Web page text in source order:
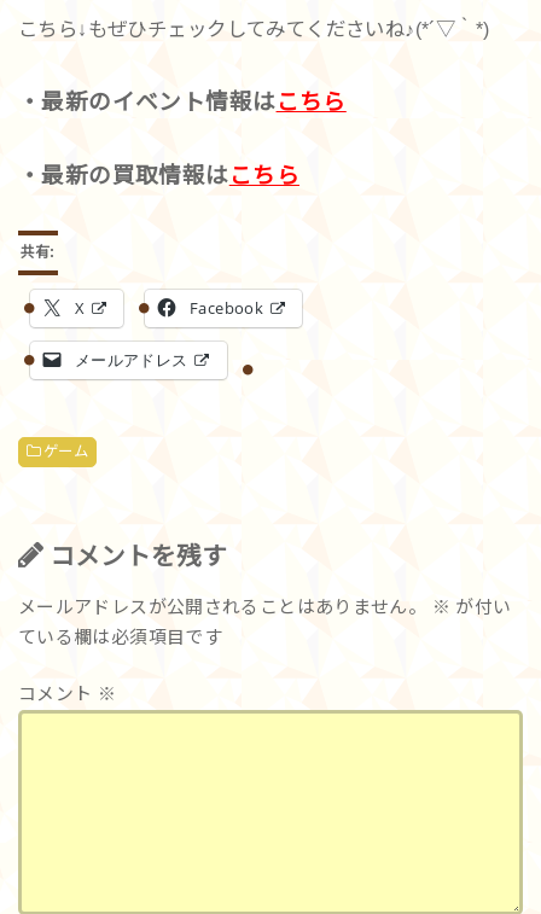
こちら↓もぜひチェックしてみてくださいね♪(*´▽｀*)
・最新のイベント情報はこちら
・最新の買取情報はこちら
共有:
X Facebook
メールアドレス
ゲーム
コメントを残す
メールアドレスが公開されることはありません。 ※ が付い
ている欄は必須項目です
コメント ※